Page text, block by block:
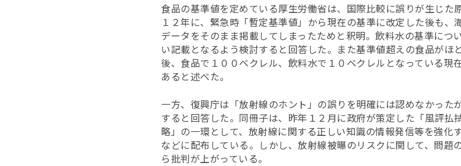
食品の基準値を定めている厚生労働省は、国際比較に誤りが生じた
１２年に、緊急時「暫定基準値」から現在の基準に改定した後も、
データをそのまま掲載してしまったためと釈明。飲料水の基準につ
い記載となるよう検討すると回答した。また基準値超えの食品がほ
後、食品で１００ベクレル、飲料水で１０ベクレルとなっている現
あると述べた。
一方、復興庁は「放射線のホント」の誤りを明確には認めなかった
すると回答した。同冊子は、昨年１２月に政府が策定した「風評払
略」の一環として、放射線に関する正しい知識の情報発信等を強化
などに配布している。しかし、放射線被曝のリスクに関して、問題
ら批判が上がっている。